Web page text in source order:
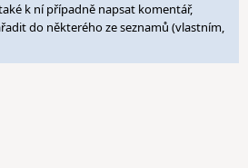
k ní případně napsat komentář,
do některého ze seznamů (vlastním,